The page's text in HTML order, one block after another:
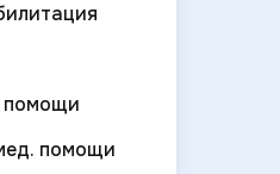
помощи
помощи